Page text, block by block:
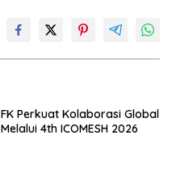
FK Perkuat Kolaborasi Global
Melalui 4th ICOMESH 2026